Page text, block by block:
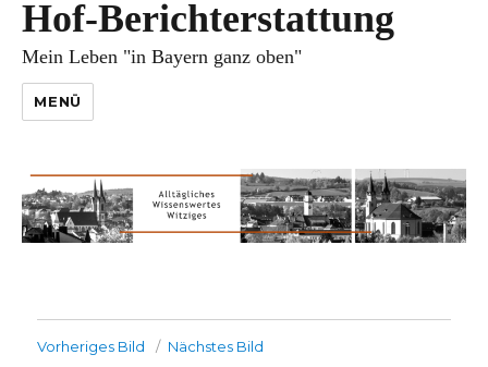
Hof-Berichterstattung
Mein Leben "in Bayern ganz oben"
MENÜ
Vorheriges Bild Nächstes Bild